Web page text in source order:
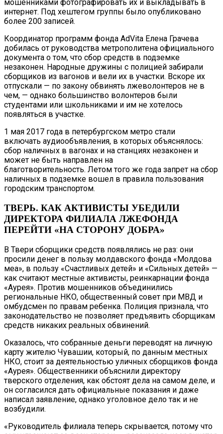
мошенниками фотографировать их и выкладывать в
интернет. Под хештегом группы было опубликовано
более 200 записей.
Координатор программ фонда AdVita Елена Грачева
добилась от руководства метрополитена официального
документа о том, что сбор средств в подземке
незаконен. Народные дружины с полицией забирали
сборщиков из вагонов и вели их в участки. Вскоре их
отпускали — по закону обвинять лжеволонтеров не в
чем, — однако большинство волонтеров были
студентами или школьниками и им не хотелось
появляться в участке.
1 мая 2017 года в петербургском метро стали
включать аудиообъявления, в которых объяснялось:
сбор наличных в вагонах и на станциях незаконен и
может не быть направлен на
благотворительность. Летом того же года запрет на сбор
наличных в подземке вошел в правила пользования
городским транспортом.
ТВЕРЬ. КАК АКТИВИСТЫ УБЕДИЛИ
ДИРЕКТОРА ФИЛИАЛА ЛЖЕФОНДА
ПЕРЕЙТИ «НА СТОРОНУ ДОБРА»
В Твери сборщики средств появлялись не раз: они
просили денег в пользу молдавского фонда «Молдова
меа», в пользу «Счастливых детей» и «Сильных детей» —
как считают местные активисты, реинкарнации фонда
«Аурея». Против мошенников объединились
региональные НКО, общественный совет при МВД и
омбудсмен по правам ребенка. Полиция признала, что
законодательство не позволяет предъявить сборщикам
средств никаких реальных обвинений.
Оказалось, что собранные деньги переводят на личную
карту жителю Чувашии, который, по данным местных
НКО, стоит за деятельностью уличных сборщиков фонда
«Аурея». Общественники объяснили директору
тверского отделения, как обстоят дела на самом деле, и
он согласился дать официальные показания и даже
написал заявление, однако уголовное дело так и не
возбудили.
«Руководитель филиала теперь скрывается, потому что